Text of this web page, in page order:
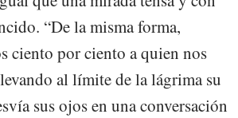
“De la misma forma,
ciento por ciento a quien nos
al límite de la lágrima su
sus ojos en una conversación